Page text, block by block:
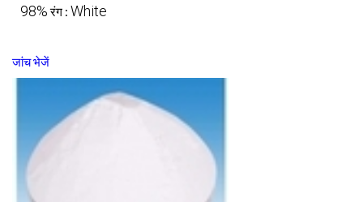
98% रंग : White
जांच भेजें